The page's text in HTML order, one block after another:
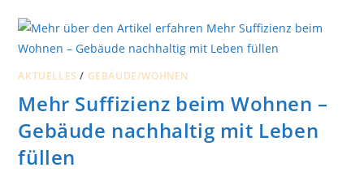
SUFFIZIENZ
BEIM
WOHNEN
AKTUELLES / GEBÄUDE/WOHNEN
Mehr Suffizienz beim Wohnen –
Gebäude nachhaltig mit Leben
füllen